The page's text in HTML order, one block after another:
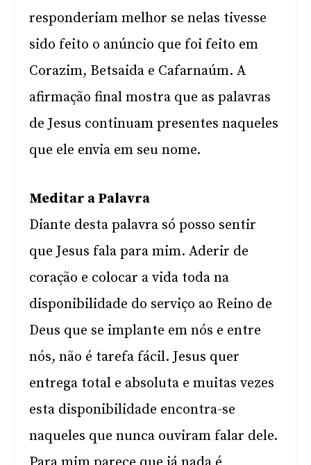
responderiam melhor se nelas tivesse
sido feito o anúncio que foi feito em
Corazim, Betsaida e Cafarnaúm. A
afirmação final mostra que as palavras
de Jesus continuam presentes naqueles
que ele envia em seu nome.
Meditar a Palavra
Diante desta palavra só posso sentir
que Jesus fala para mim. Aderir de
coração e colocar a vida toda na
disponibilidade do serviço ao Reino de
Deus que se implante em nós e entre
nós, não é tarefa fácil. Jesus quer
entrega total e absoluta e muitas vezes
esta disponibilidade encontra-se
naqueles que nunca ouviram falar dele.